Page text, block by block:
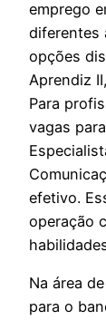
emprego
diferentes
opções
Aprendiz
Para
vagas
efetivo.
operação
Na área
para o